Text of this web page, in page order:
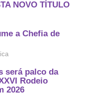
NOVO TÍTULO
a Chefia de
será palco da
Rodeio
2026